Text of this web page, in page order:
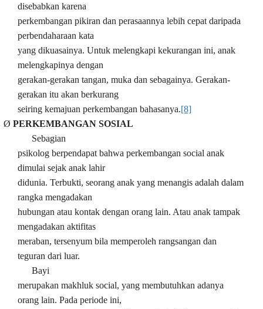
disebabkan karena
perkembangan pikiran dan perasaannya lebih cepat daripada
perbendaharaan kata
yang dikuasainya. Untuk melengkapi kekurangan ini, anak
melengkapinya dengan
gerakan-gerakan tangan, muka dan sebagainya. Gerakan-
gerakan itu akan berkurang
seiring kemajuan perkembangan bahasanya.[8]
Ø PERKEMBANGAN SOSIAL
Sebagian
psikolog berpendapat bahwa perkembangan social anak
dimulai sejak anak lahir
didunia. Terbukti, seorang anak yang menangis adalah dalam
rangka mengadakan
hubungan atau kontak dengan orang lain. Atau anak tampak
mengadakan aktifitas
meraban, tersenyum bila memperoleh rangsangan dan
teguran dari luar.
Bayi
merupakan makhluk social, yang membutuhkan adanya
orang lain. Pada periode ini,